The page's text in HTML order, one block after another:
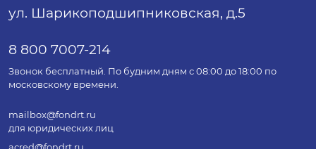
ул. Шарикоподшипниковская, д.5
8 800 7007-214
Звонок бесплатный. По будним дням с 08:00 до 18:00 по
московскому времени.
mailbox@fondrt.ru
для юридических лиц